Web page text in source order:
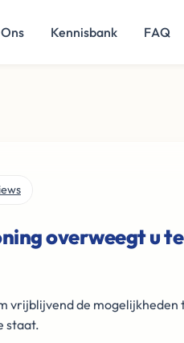
Kennisbank FAQ
overweegt u te
vrijblijvend de mogelijkheden
staat.